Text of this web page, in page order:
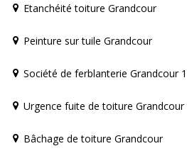
Etanchéité toiture Grandcour
Peinture sur tuile Grandcour
Société de ferblanterie Grandcour
Urgence fuite de toiture Grandcour
Bâchage de toiture Grandcour